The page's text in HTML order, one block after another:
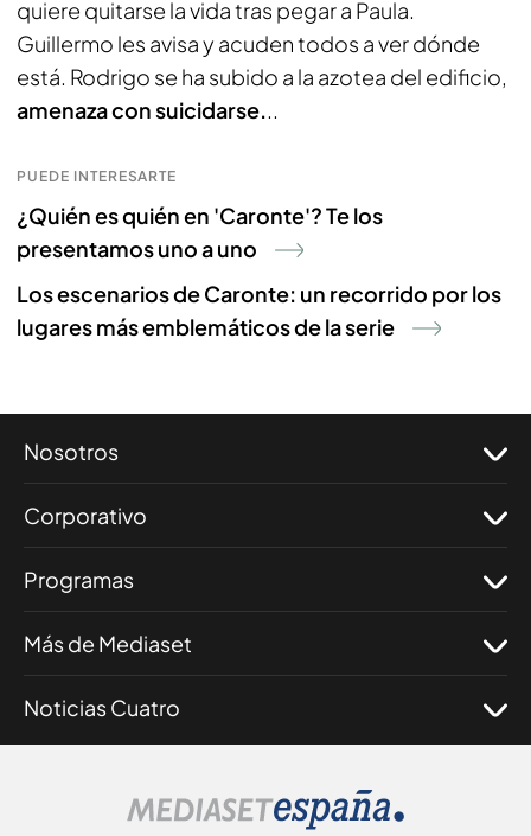
quiere quitarse la vida tras pegar a Paula.
Guillermo les avisa y acuden todos a ver dónde
está. Rodrigo se ha subido a la azotea del edificio,
amenaza con suicidarse...
PUEDE INTERESARTE
¿Quién es quién en 'Caronte'? Te los
presentamos uno a uno
Los escenarios de Caronte: un recorrido por los
lugares más emblemáticos de la serie
Nosotros
Corporativo
Programas
Más de Mediaset
Noticias Cuatro